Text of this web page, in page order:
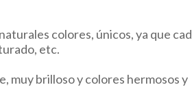
colores, únicos, ya que
etc.
muy brilloso y colores hermosos y